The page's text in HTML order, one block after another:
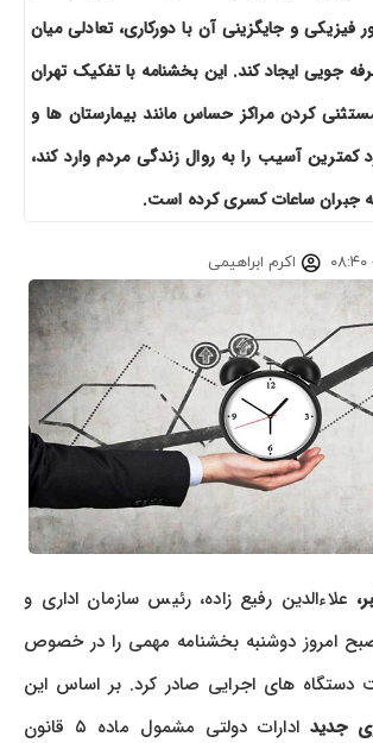
و جایگزینی آن با دورکاری، تعادلی میان
ایجاد کند. این بخشنامه با تفکیک تهران
کردن مراکز حساس مانند بیمارستان ها و
آسیب را به روال زندگی مردم وارد کند،
جبران ساعات کسری کرده است.
اکرم ابراهیمی
رفیع زاده، رئیس سازمان اداری و
امروز دوشنبه بخشنامه مهمی را در خصوص
دستگاه های اجرایی صادر کرد. بر اساس این
ادارات دولتی مشمول ماده ۵ قانون